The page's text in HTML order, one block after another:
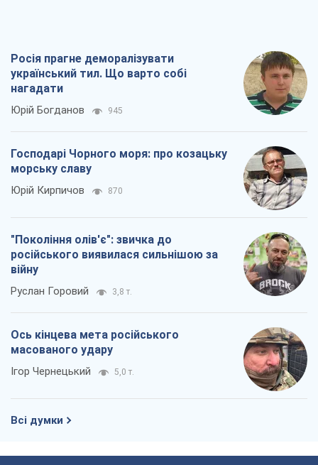
Росія прагне деморалізувати
український тил. Що варто собі
нагадати
Юрій Богданов 945
Господарі Чорного моря: про козацьку
морську славу
Юрій Кирпичов 870
"Покоління олів'є": звичка до
російського виявилася сильнішою за
війну
Руслан Горовий 3,8 т.
Ось кінцева мета російського
масованого удару
Ігор Чернецький 5,0 т.
Всі думки